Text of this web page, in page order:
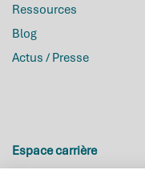
Ressources
Blog
Actus / Presse
Espace carrière